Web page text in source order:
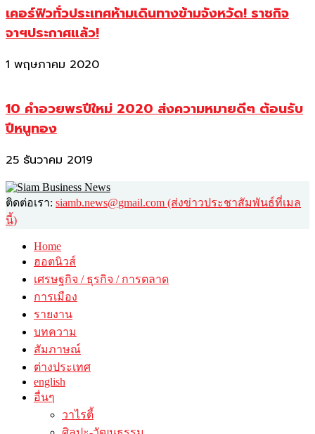
เคอร์ฟิวทั่วประเทศห้ามเดินทางข้ามจังหวัด! ราชกิจ
จาฯประกาศแล้ว!
1 พฤษภาคม 2020
10 คำอวยพรปีใหม่ 2020 ส่งความหมายดีๆ ต้อนรับ
ปีหนูทอง
25 ธันวาคม 2019
ติดต่อเรา: siamb.news@gmail.com (ส่งข่าวประชาสัมพันธ์ที่เมล
นี้)
Home
ฮอตนิวส์
เศรษฐกิจ / ธุรกิจ / การตลาด
การเมือง
รายงาน
บทความ
สัมภาษณ์
ต่างประเทศ
english
อื่นๆ
วาไรตี้